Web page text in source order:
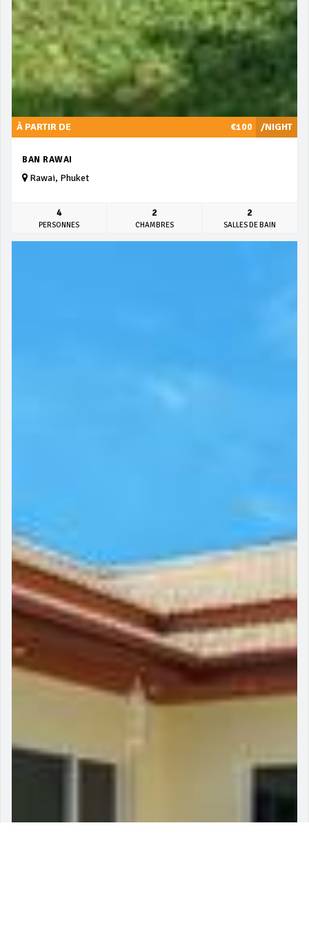
/NIGHT
À PARTIR DE €100
BAN RAWAI
Rawai, Phuket
4
PERSONNES
2
CHAMBRES
2
SALLES DE BAIN